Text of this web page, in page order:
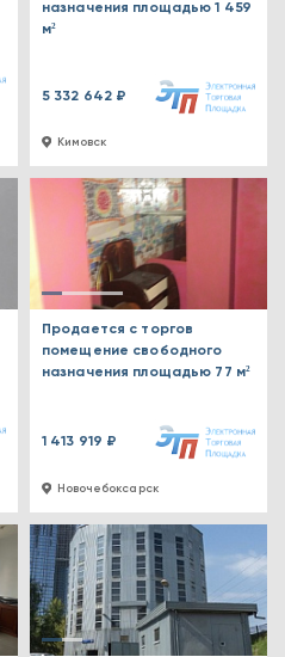
Кимовск
назначения площадью 1 459
м²
5 332 642 ₽
Новочебоксарск
Продается с торгов
помещение свободного
назначения площадью 77 м²
1 413 919 ₽